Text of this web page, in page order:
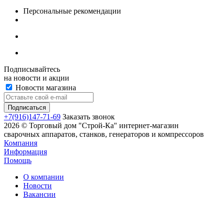
Персональные рекомендации
Подписывайтесь
на новости и акции
Новости магазина
+7(916)147-71-69 Заказать звонок
2026 © Торговый дом "Строй-Ка" интернет-магазин
сварочных аппаратов, станков, генераторов и компрессоров
Компания
Информация
Помощь
О компании
Новости
Вакансии